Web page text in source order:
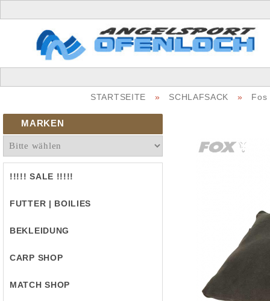
STARTSEITE » SCHLAFSACK » Fos
MARKEN
!!!!! SALE !!!!!
FUTTER | BOILIES
BEKLEIDUNG
CARP SHOP
MATCH SHOP